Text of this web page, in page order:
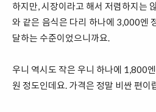
하지만, 시장이라고 해서 저렴하지는
와 같은 음식은 다리 하나에 3,000엔
달하는 수준이었으니까요.
우니 역시도 작은 우니 하나에 1,800
원 정도인데요. 가격은 정말 비싼 편이